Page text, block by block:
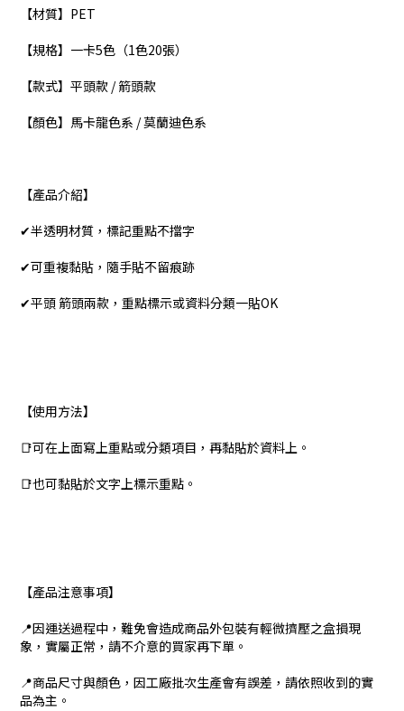
【材質】PET
【規格】一卡5色（1色20張）
【款式】平頭款 / 箭頭款
【顏色】馬卡龍色系 / 莫蘭迪色系
【產品介紹】
✔半透明材質，標記重點不擋字
✔可重複黏貼，隨手貼不留痕跡
✔平頭 箭頭兩款，重點標示或資料分類一貼OK
【使用方法】
📑可在上面寫上重點或分類項目，再黏貼於資料上。
📑也可黏貼於文字上標示重點。
【產品注意事項】
📍因運送過程中，難免會造成商品外包裝有輕微擠壓之盒損現
象，實屬正常，請不介意的買家再下單。
📍商品尺寸與顏色，因工廠批次生產會有誤差，請依照收到的實
品為主。